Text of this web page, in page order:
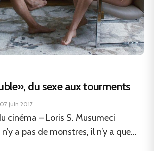
du sexe aux tourments
07 juin 2017
cinéma – Loris S. Musumeci
a pas de monstres, il n’y a que...